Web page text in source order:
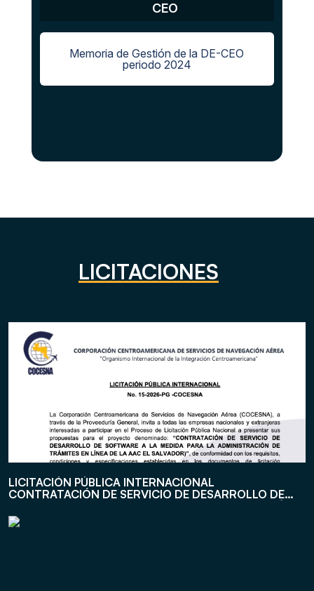
CEO
Memoria de Gestión de la DE-CEO
periodo 2024
LICITACIONES
LICITACIÓN PÚBLICA INTERNACIONAL
CONTRATACIÓN DE SERVICIO DE DESARROLLO DE
DE TRÁMITES EN LÍNEA DE LA AAC EL SALVADOR